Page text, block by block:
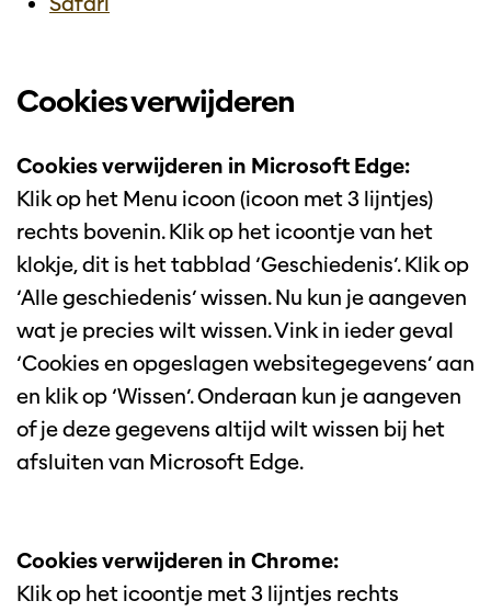
Cookies verwijderen
Cookies verwijderen in Microsoft Edge:
Klik op het Menu icoon (icoon met 3 lijntjes)
rechts bovenin. Klik op het icoontje van het
klokje, dit is het tabblad ‘Geschiedenis’. Klik op
‘Alle geschiedenis’ wissen. Nu kun je aangeven
wat je precies wilt wissen. Vink in ieder geval
‘Cookies en opgeslagen websitegegevens’ aan
en klik op ‘Wissen’. Onderaan kun je aangeven
of je deze gegevens altijd wilt wissen bij het
afsluiten van Microsoft Edge.
Cookies verwijderen in Chrome:
Klik op het icoontje met 3 lijntjes rechts